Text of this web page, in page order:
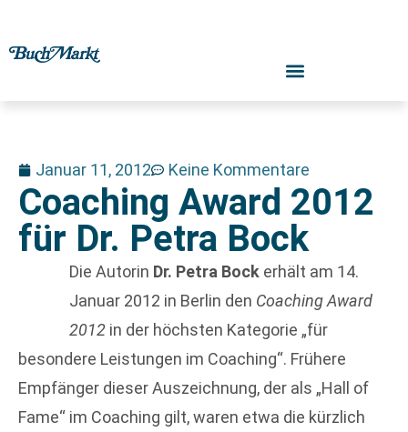
Januar 11, 2012 Keine Kommentare
Coaching Award 2012
für Dr. Petra Bock
Die Autorin Dr. Petra Bock erhält am 14.
Januar 2012 in Berlin den Coaching Award
2012 in der höchsten Kategorie „für
besondere Leistungen im Coaching“. Frühere
Empfänger dieser Auszeichnung, der als „Hall of
Fame“ im Coaching gilt, waren etwa die kürzlich